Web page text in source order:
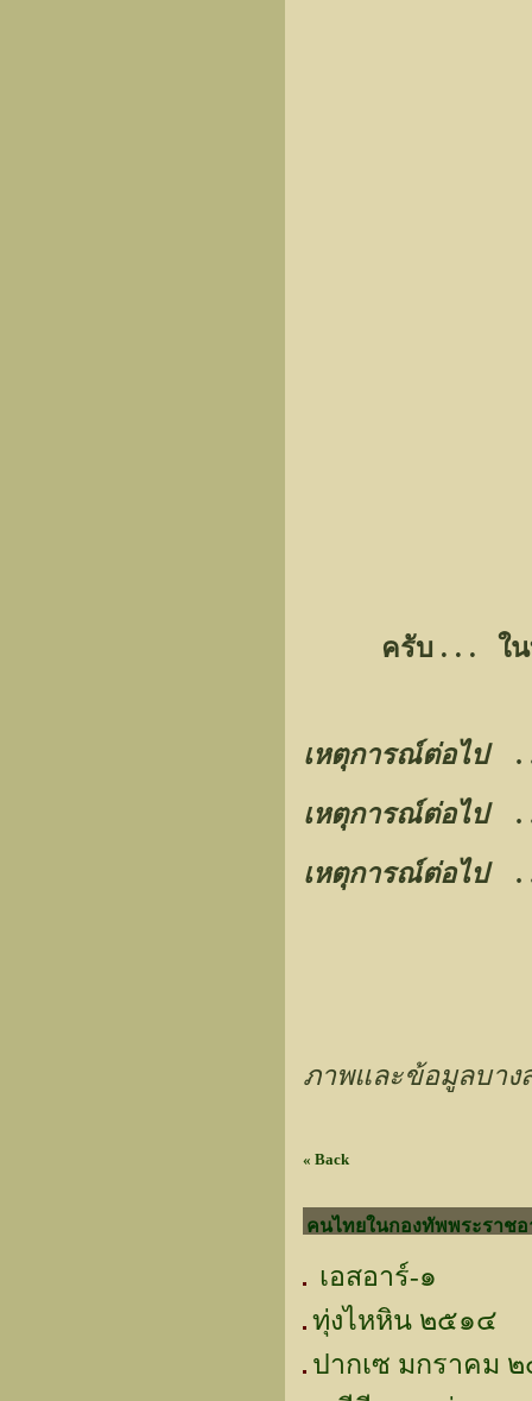
ครับ . . .
เหตุการณ์ต่อไป .
เหตุการณ์ต่อไป .
เหตุการณ์ต่อไป .
ภาพและข้อมูลบาง
« Back
คนไทยในกองทัพพระราช
เอสอาร์-๑
ทุ่งไหหิน ๒๕๑๔
ปากเซ มกราคม